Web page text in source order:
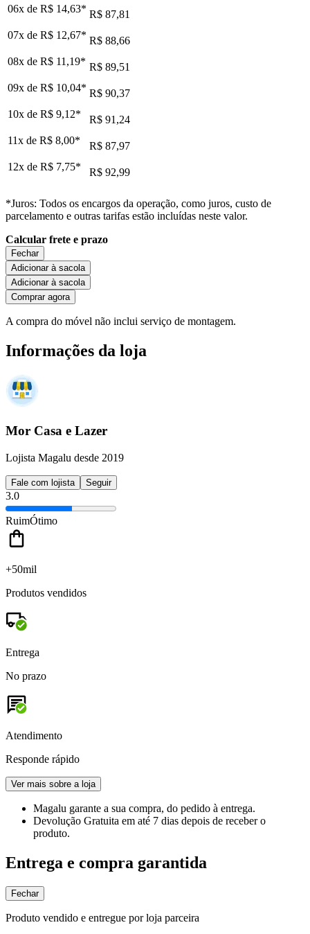
06x de R$ 14,63* R$ 87,81
07x de R$ 12,67* R$ 88,66
08x de R$ 11,19* R$ 89,51
09x de R$ 10,04* R$ 90,37
10x de R$ 9,12*
R$ 91,24
11x de R$ 8,00*
R$ 87,97
12x de R$ 7,75* R$ 92,99
*Juros: Todos os encargos da operação, como juros, custo de
parcelamento e outras tarifas estão incluídas neste valor.
Calcular frete e prazo
Fechar
Adicionar à sacola
Adicionar à sacola
Comprar agora
A compra do móvel não inclui serviço de montagem.
Informações da loja
Mor Casa e Lazer
Lojista Magalu desde 2019
Fale com lojista Seguir
3.0
RuimÓtimo
+50mil
Produtos vendidos
Entrega
No prazo
Atendimento
Responde rápido
Ver mais sobre a loja
Magalu garante a sua compra, do pedido à entrega.
Devolução Gratuita em até 7 dias depois de receber o
produto.
Entrega e compra garantida
Fechar
Produto vendido e entregue por loja parceira